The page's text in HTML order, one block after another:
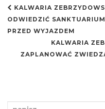
Nawigacja
postu
KALWARIA
ODWIEDZIĆ
PRZED WYJAZDEM
KALWARIA
ZAPLANOWAĆ